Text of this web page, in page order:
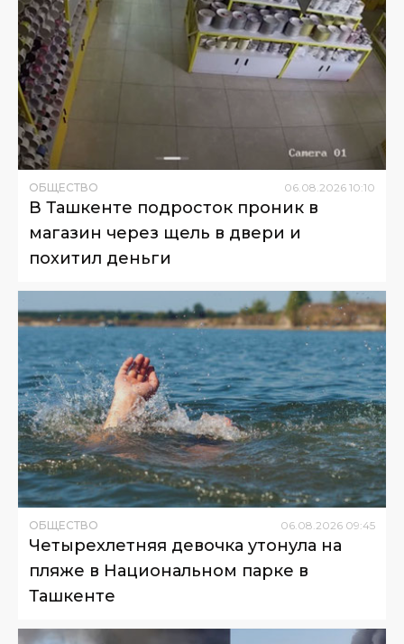
ОБЩЕСТВО 06 08 2026 10:10
В Ташкенте подросток проник в
магазин через щель в двери и
похитил деньги
ОБЩЕСТВО 06.08.2026 09:45
Четырехлетняя девочка утонула на
пляже в Национальном парке в
Ташкенте